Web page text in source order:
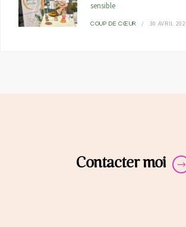
sensible
COUP DE CŒUR 30 AVRIL
Contacter moi